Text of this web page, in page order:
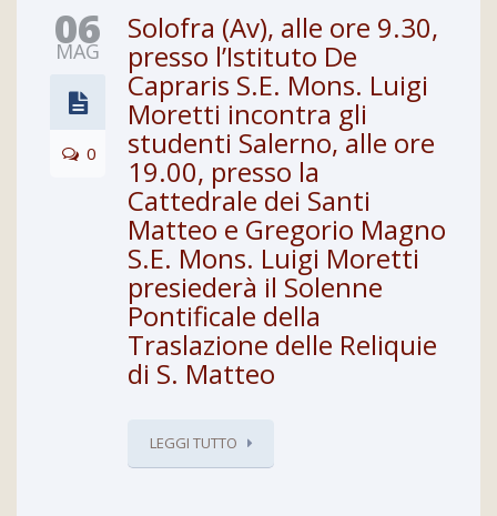
06
MAG
0
Solofra (Av), alle ore 9.30,
presso l’Istituto De
Capraris S.E. Mons. Luigi
Moretti incontra gli
studenti Salerno, alle ore
19.00, presso la
Cattedrale dei Santi
Matteo e Gregorio Magno
S.E. Mons. Luigi Moretti
presiederà il Solenne
Pontificale della
Traslazione delle Reliquie
di S. Matteo
LEGGI TUTTO